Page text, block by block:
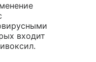
входит